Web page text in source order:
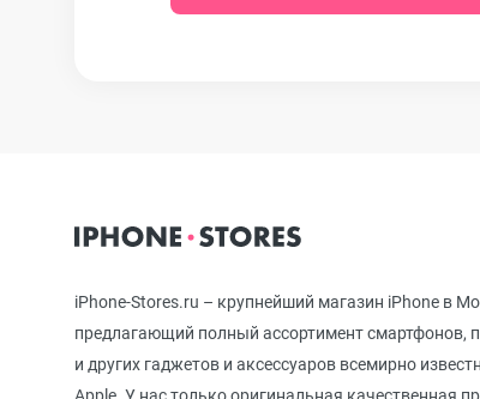
iPhone 11 Pro Max
iPhone XS Max
iPhone-Stores.ru – крупнейший магазин iPhone в
предлагающий полный ассортимент смартфонов,
и других гаджетов и аксессуаров всемирно
Apple. У нас только оригинальная качественная